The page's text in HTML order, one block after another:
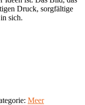
Druck, sorgfältige
sich.
Meer